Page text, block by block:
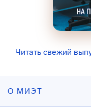
Читать свежий
О МИЭТ